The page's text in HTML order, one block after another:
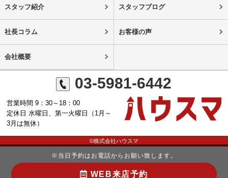
スタッフ紹介 スタッフブログ
社長コラム お客様の声
会社概要
03-5981-6442
営業時間 9：30～18：00
定休日 水曜日、第一火曜日（1月～
3月は無休）
©株式会社ハウスマ
※当日予約はお電話からお願い致します。
WEB来店予約